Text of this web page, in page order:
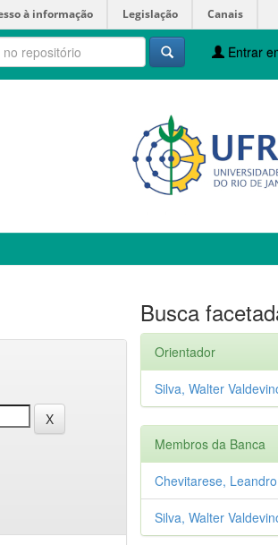
à informação Legislação Canais
Entrar
Busca
Orientador
Silva, Walter
Membros da Banca
Chevitarese,
Silva, Walter